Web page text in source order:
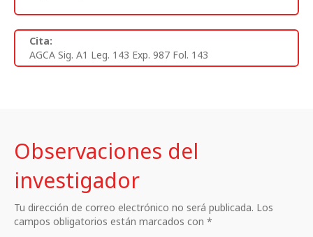
Cita:
AGCA Sig. A1 Leg. 143 Exp. 987 Fol. 143
Observaciones del
investigador
Tu dirección de correo electrónico no será publicada. Los
campos obligatorios están marcados con *